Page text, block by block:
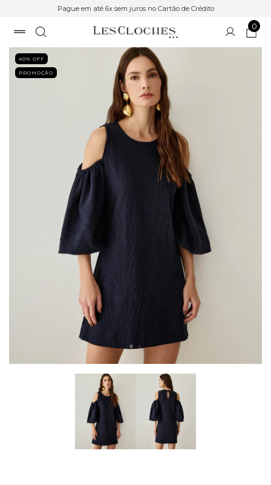
Pague em até 6x sem juros no Cartão de Crédito
0
40% OFF
PROMOÇÃO